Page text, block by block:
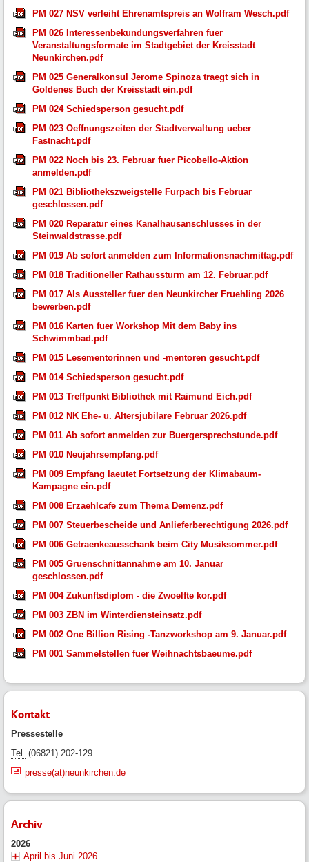
PM 027 NSV verleiht Ehrenamtspreis an Wolfram Wesch.pdf
PM 026 Interessenbekundungsverfahren fuer
Veranstaltungsformate im Stadtgebiet der Kreisstadt
Neunkirchen.pdf
PM 025 Generalkonsul Jerome Spinoza traegt sich in
Goldenes Buch der Kreisstadt ein.pdf
PM 024 Schiedsperson gesucht.pdf
PM 023 Oeffnungszeiten der Stadtverwaltung ueber
Fastnacht.pdf
PM 022 Noch bis 23. Februar fuer Picobello-Aktion
anmelden.pdf
PM 021 Bibliothekszweigstelle Furpach bis Februar
geschlossen.pdf
PM 020 Reparatur eines Kanalhausanschlusses in der
Steinwaldstrasse.pdf
PM 019 Ab sofort anmelden zum Informationsnachmittag.pdf
PM 018 Traditioneller Rathaussturm am 12. Februar.pdf
PM 017 Als Aussteller fuer den Neunkircher Fruehling 2026
bewerben.pdf
PM 016 Karten fuer Workshop Mit dem Baby ins
Schwimmbad.pdf
PM 015 Lesementorinnen und -mentoren gesucht.pdf
PM 014 Schiedsperson gesucht.pdf
PM 013 Treffpunkt Bibliothek mit Raimund Eich.pdf
PM 012 NK Ehe- u. Altersjubilare Februar 2026.pdf
PM 011 Ab sofort anmelden zur Buergersprechstunde.pdf
PM 010 Neujahrsempfang.pdf
PM 009 Empfang laeutet Fortsetzung der Klimabaum-
Kampagne ein.pdf
PM 008 Erzaehlcafe zum Thema Demenz.pdf
PM 007 Steuerbescheide und Anlieferberechtigung 2026.pdf
PM 006 Getraenkeausschank beim City Musiksommer.pdf
PM 005 Gruenschnittannahme am 10. Januar
geschlossen.pdf
PM 004 Zukunftsdiplom - die Zwoelfte kor.pdf
PM 003 ZBN im Winterdiensteinsatz.pdf
PM 002 One Billion Rising -Tanzworkshop am 9. Januar.pdf
PM 001 Sammelstellen fuer Weihnachtsbaeume.pdf
Kontakt
Pressestelle
Tel. (06821) 202-129
presse(at)neunkirchen.de
Archiv
2026
April bis Juni 2026